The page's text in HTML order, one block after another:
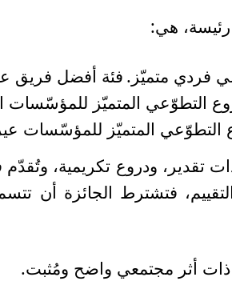
رئيسة، هي:
فردي متميّز. فئة أفضل فريق
التطوّعي المتميّز للمؤسّسات
التطوّعي المتميّز للمؤسّسات
تقدير، ودروع تكريمية،
التقييم، فتشترط الجائزة أن
ذات أثر مجتمعي واضح ومُثبت.